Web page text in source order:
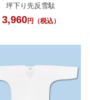
坪下り先反雪駄
3,960円（税込）